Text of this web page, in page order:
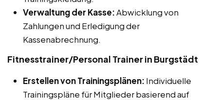
Verwaltung der Kasse:Abwicklung von
Zahlungen und Erledigung der
Kassenabrechnung.
Fitnesstrainer/Personal Trainer in Burgstädt
Erstellen von Trainingsplänen: Individuelle
Trainingspläne für Mitglieder basierend auf